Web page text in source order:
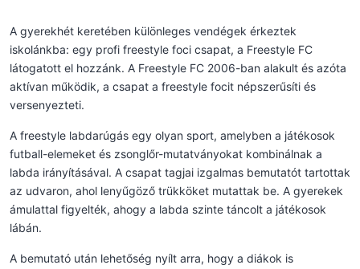
A gyerekhét keretében különleges vendégek érkeztek
iskolánkba: egy profi freestyle foci csapat, a Freestyle FC
látogatott el hozzánk. A Freestyle FC 2006-ban alakult és azóta
aktívan működik, a csapat a freestyle focit népszerűsíti és
versenyezteti.
A freestyle labdarúgás egy olyan sport, amelyben a játékosok
futball-elemeket és zsonglőr-mutatványokat kombinálnak a
labda irányításával. A csapat tagjai izgalmas bemutatót tartottak
az udvaron, ahol lenyűgöző trükköket mutattak be. A gyerekek
ámulattal figyelték, ahogy a labda szinte táncolt a játékosok
lábán.
A bemutató után lehetőség nyílt arra, hogy a diákok is